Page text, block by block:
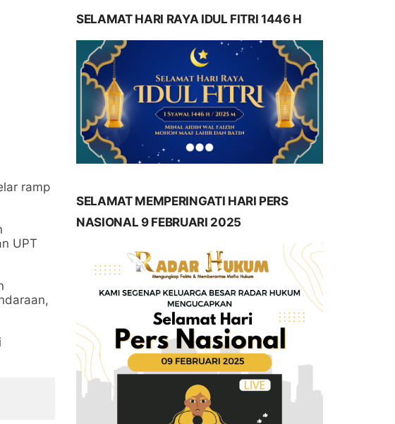
ramp
UPT
SELAMAT HARI RAYA IDUL FITRI 1446 H
SELAMAT MEMPERINGATI HARI PERS
NASIONAL 9 FEBRUARI 2025